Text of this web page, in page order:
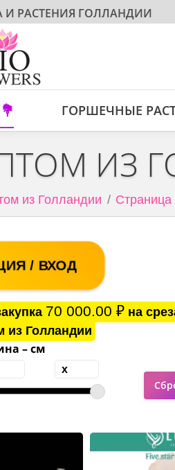
И РАСТЕНИЯ ГОЛЛАНДИИ
ГОРШЕЧНЫЕ
ИЗ
из Голландии Страница
/ ВХОД
70 000.00₽ на
из Голландии
– см